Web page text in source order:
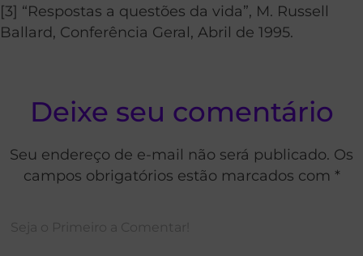
[3] “Respostas a questões da vida”, M. Russell
Ballard, Conferência Geral, Abril de 1995.
Deixe seu comentário
Seu endereço de e-mail não será publicado. Os
campos obrigatórios estão marcados com *